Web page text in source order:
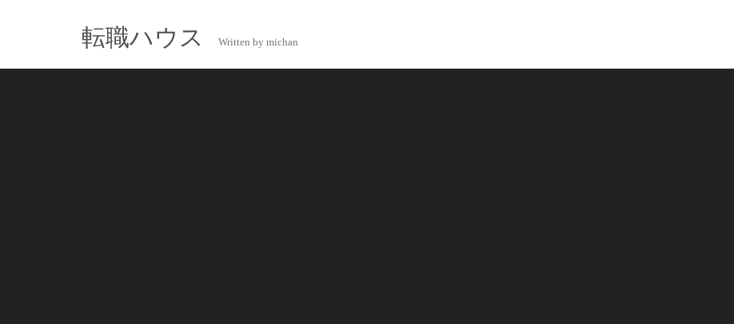
転職ハウス Written by michan